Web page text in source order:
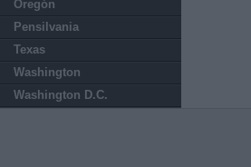
Oregón
Pensilvania
Texas
Washington
Washington D.C.